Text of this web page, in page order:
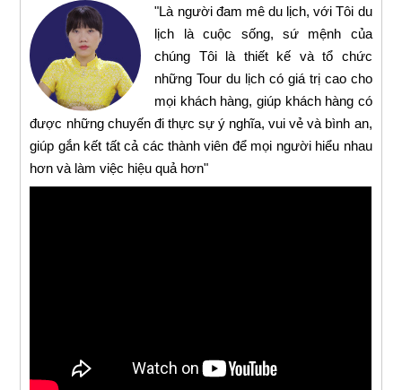
"Là người đam mê du lịch, với Tôi du
lịch là cuộc sống, sứ mệnh của
chúng Tôi là thiết kế và tổ chức
những Tour du lịch có giá trị cao cho
mọi khách hàng, giúp khách hàng có
được những chuyến đi thực sự ý nghĩa, vui vẻ và bình an,
giúp gắn kết tất cả các thành viên để mọi người hiểu nhau
hơn và làm việc hiệu quả hơn"